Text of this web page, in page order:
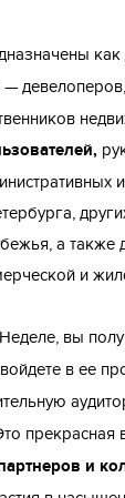
как
—
а также
и
вы
в ее
и